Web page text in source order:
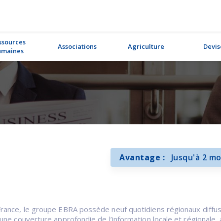
Associations Agriculture
le groupe EBRA possède neuf quotidiens régionaux
couverture approfondie de l’information locale et régionale,
Avantage : Jusqu'à 2